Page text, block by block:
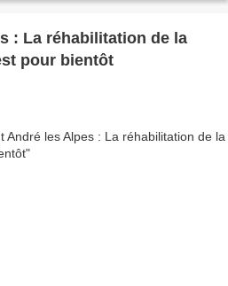
: La réhabilitation de la
pour bientôt